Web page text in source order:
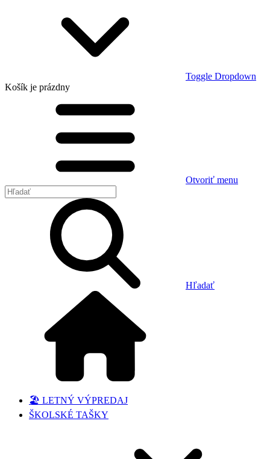
Toggle Dropdown
Košík je prázdny
Otvoriť menu
Hľadať
🏖️ LETNÝ VÝPREDAJ
ŠKOLSKÉ TAŠKY